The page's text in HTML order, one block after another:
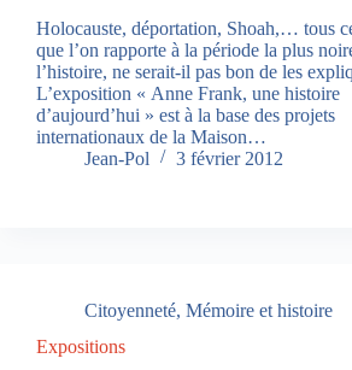
Holocauste, déportation, Shoah,… tous
que l’on rapporte à la période la plus
l’histoire, ne serait-il pas bon de les
L’exposition « Anne Frank, une histoire
d’aujourd’hui » est à la base des projets
internationaux de la Maison…
Jean-Pol
3 février 2012
Citoyenneté, Mémoire et histoire
Expositions